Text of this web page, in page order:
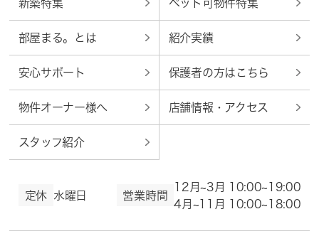
新築特集 ペット可物件特集
部屋まる。とは 紹介実績
安心サポート 保護者の方はこちら
物件オーナー様へ 店舗情報・アクセス
スタッフ紹介
定休 水曜日 営業時間
12月~3月 10:00~19:00
4月~11月 10:00~18:00